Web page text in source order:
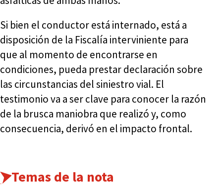
Si bien el conductor está internado, está a
disposición de la Fiscalía interviniente para
que al momento de encontrarse en
condiciones, pueda prestar declaración sobre
las circunstancias del siniestro vial. El
testimonio va a ser clave para conocer la razón
de la brusca maniobra que realizó y, como
consecuencia, derivó en el impacto frontal.
Temas de la nota